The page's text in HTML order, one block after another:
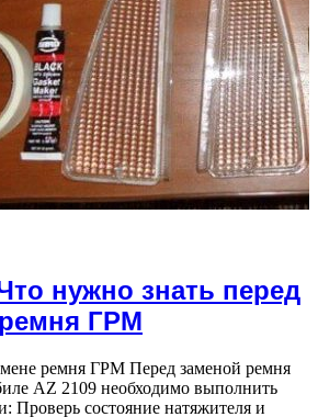
нужно знать перед
ГРМ
ремня ГРМ Перед заменой ремня
AZ 2109 необходимо выполнить
Проверь состояние натяжителя и